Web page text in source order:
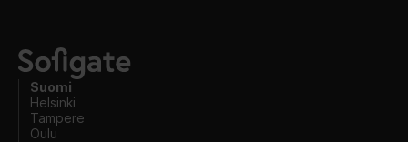
Suomi
Helsinki
Tampere
Oulu